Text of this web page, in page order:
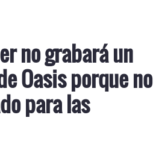
no grabará un
Oasis porque no
para las